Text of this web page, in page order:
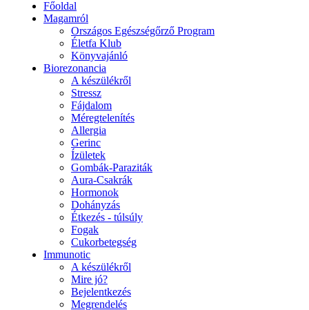
Főoldal
Magamról
Országos Egészségőrző Program
Életfa Klub
Könyvajánló
Biorezonancia
A készülékről
Stressz
Fájdalom
Méregtelenítés
Allergia
Gerinc
Ízületek
Gombák-Paraziták
Aura-Csakrák
Hormonok
Dohányzás
Étkezés - túlsúly
Fogak
Cukorbetegség
Immunotic
A készülékről
Mire jó?
Bejelentkezés
Megrendelés